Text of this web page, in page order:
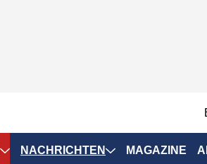
NACHRICHTEN MAGAZINE